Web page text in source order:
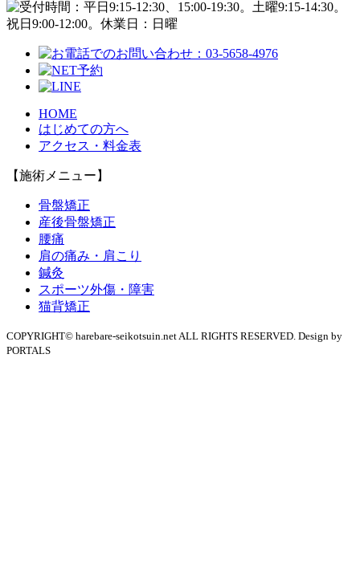
HOME
はじめての方へ
アクセス・料金表
【施術メニュー】
骨盤矯正
産後骨盤矯正
腰痛
肩の痛み・肩こり
鍼灸
スポーツ外傷・障害
猫背矯正
COPYRIGHT© harebare-seikotsuin.net ALL RIGHTS RESERVED. Design by
PORTALS